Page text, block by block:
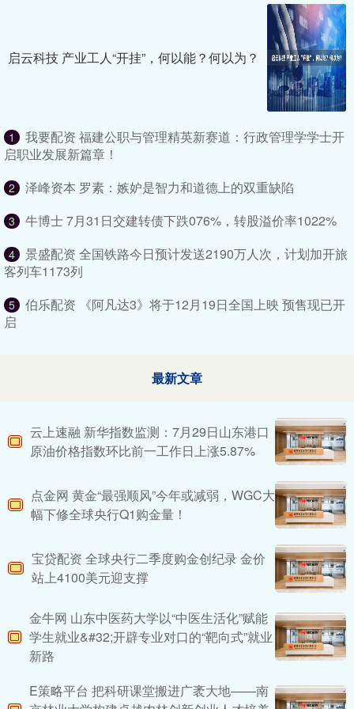
启云科技 产业工人“开挂”，何以能？何以为？
1
我要配资 福建公职与管理精英新赛道：行政管理学学士开
启职业发展新篇章！
2 泽峰资本 罗素：嫉妒是智力和道德上的双重缺陷
3 牛博士 7月31日交建转债下跌076%，转股溢价率1022%
4
景盛配资 全国铁路今日预计发送2190万人次，计划加开旅
客列车1173列
5
伯乐配资 《阿凡达3》将于12月19日全国上映 预售现已开
启
最新文章
云上速融 新华指数监测：7月29日山东港口
原油价格指数环比前一工作日上涨5.87%
点金网 黄金“最强顺风”今年或减弱，WGC大
幅下修全球央行Q1购金量！
宝贷配资 全球央行二季度购金创纪录 金价
站上4100美元迎支撑
金牛网 山东中医药大学以“中医生活化”赋能
学生就业&#32;开辟专业对口的“靶向式”就业
新路
E策略平台 把科研课堂搬进广袤大地——南